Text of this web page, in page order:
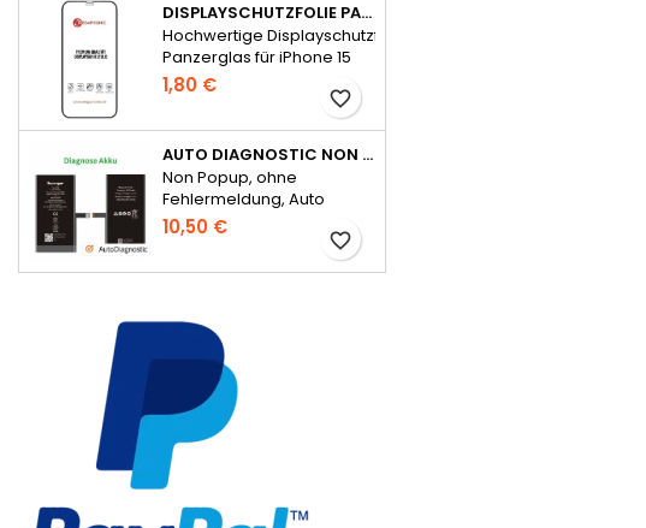
DISPLAYSCHUTZFOLIE PANZERGLAS FÜR IPHONE 15 SERIE FULL GLUE
Hochwertige Displayschutzfolie
Panzerglas für iPhone 15
Serie Full Glue
1,80 €
favorite_border
AUTO DIAGNOSTIC NON POPUP AKKU FÜR IPHONE 14 OHNE FEHLERMELDUNG
Non Popup, ohne
Fehlermeldung, Auto
Diagnostic
10,50 €
favorite_border